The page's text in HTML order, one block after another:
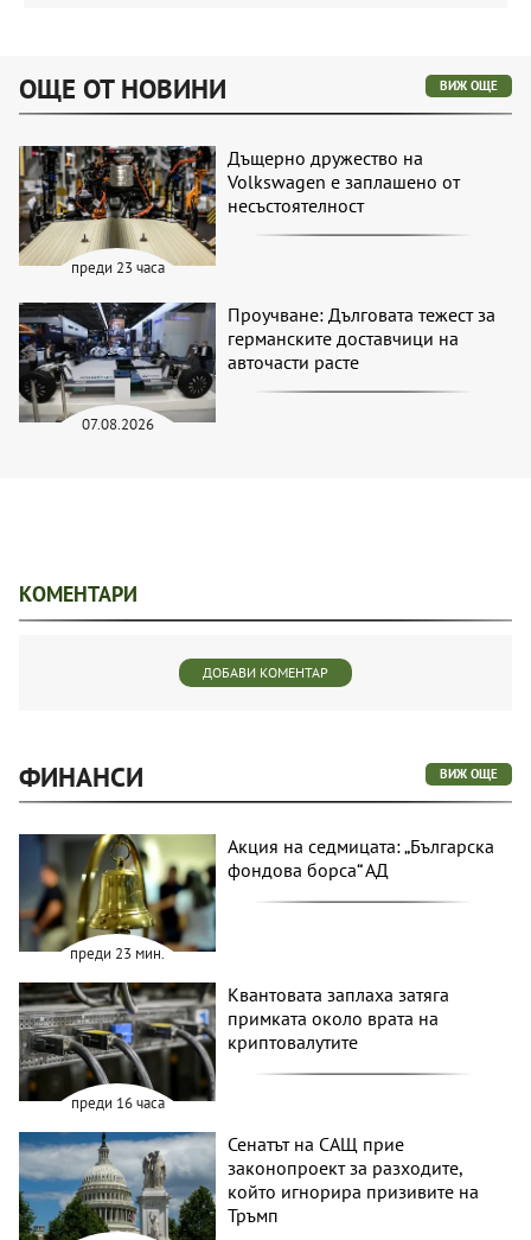
ОЩЕ ОТ НОВИНИ ВИЖ ОЩЕ
преди 23 часа
Дъщерно дружество на
Volkswagen е заплашено от
несъстоятелност
07.08.2026
Проучване: Дълговата тежест за
германските доставчици на
авточасти расте
КОМЕНТАРИ
ДОБАВИ КОМЕНТАР
ФИНАНСИ ВИЖ ОЩЕ
преди 23 мин.
Акция на седмицата: „Българска
фондова борса“ АД
преди 16 часа
Квантовата заплаха затяга
примката около врата на
криптовалутите
Сенатът на САЩ прие
законопроект за разходите,
който игнорира призивите на
Тръмп